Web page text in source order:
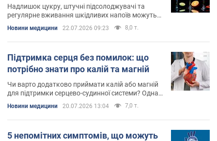
Надлишок цукру, штучні підсолоджувачі та
регулярне вживання шкідливих напоїв можуть
негативно впливати на здоров'я серця
Новини медицини 22.07.2026 09:23 8,0 т.
Підтримка серця без помилок: що
потрібно знати про калій та магній
Чи варто додатково приймати калій або магній
для підтримки серцево-судинної системи? Однак
відповідь не така проста, як може здатися на
перший погляд
Новини медицини 20.07.2026 13:04 7,0 т.
5 непомітних симптомів, що можуть